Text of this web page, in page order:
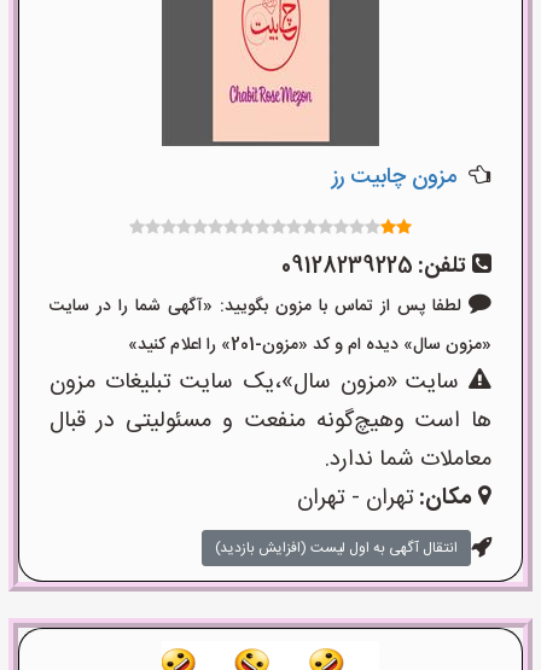
مزون چابیت رز
تلفن: 09128239225
لطفا پس از تماس با مزون بگویید: «آگهی شما را در سایت
«مزون سال» دیده ام و کد «مزون-201» را اعلام کنید»
سایت «مزون سال»،یک سایت تبلیغات مزون
ها است وهیچ‌گونه منفعت و مسئولیتی در قبال
معاملات شما ندارد.
مکان:تهران - تهران
انتقال آگهی به اول لیست (افزایش بازدید)